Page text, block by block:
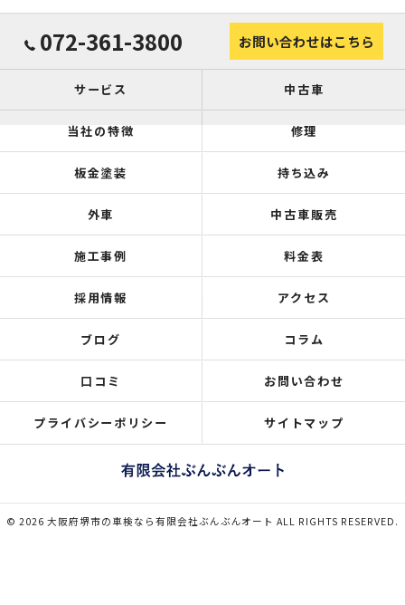
072-361-3800 お問い合わせはこちら
サービス 中古車
当社の特徴 修理
板金塗装 持ち込み
外車 中古車販売
施工事例 料金表
採用情報 アクセス
ブログ コラム
口コミ お問い合わせ
プライバシーポリシー サイトマップ
© 2026 大阪府堺市の車検なら有限会社ぶんぶんオート ALL RIGHTS RESERVED.